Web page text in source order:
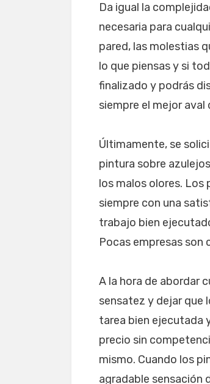
Da igual la
necesaria para
pared, las molestias
lo que piensas y si
finalizado y podrás
siempre el mejor
Últimamente, se
pintura sobre
los malos olores. Los
siempre con una
trabajo bien
Pocas empresas son
A la hora de abordar
sensatez y dejar que
tarea bien ejecutada
precio sin
mismo. Cuando los
agradable sensación